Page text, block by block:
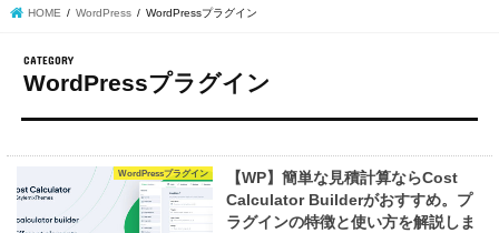
HOME WordPress WordPressプラグイン
WordPressプラグイン
WordPressプラグイン
【WP】簡単な見積計算ならCost
Calculator Builderがおすすめ。プ
ラグインの特徴と使い方を解説しま